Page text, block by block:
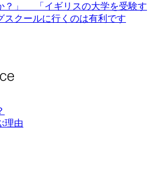
？」 「イギリスの大学を受験す
スクールに行くのは有利です
理由